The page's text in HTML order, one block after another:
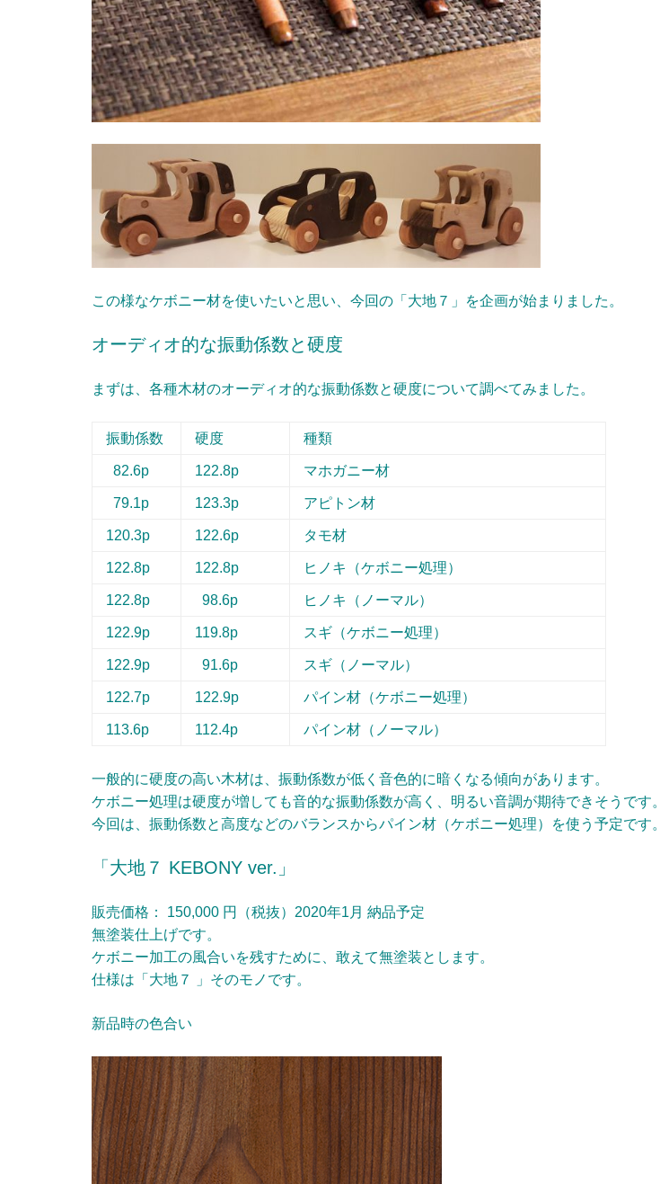
この様なケボニー材を使いたいと思い、今回の「大地７」を企画が始まりました。
オーディオ的な振動係数と硬度
まずは、各種木材のオーディオ的な振動係数と硬度について調べてみました。
振動係数 硬度 種類
82.6p 122.8p マホガニー材
79.1p 123.3p アピトン材
120.3p 122.6p タモ材
122.8p 122.8p ヒノキ（ケボニー処理）
122.8p 98.6p ヒノキ（ノーマル）
122.9p 119.8p スギ（ケボニー処理）
122.9p 91.6p スギ（ノーマル）
122.7p 122.9p パイン材（ケボニー処理）
113.6p 112.4p パイン材（ノーマル）
一般的に硬度の高い木材は、振動係数が低く音色的に暗くなる傾向があります。
ケボニー処理は硬度が増しても音的な振動係数が高く、明るい音調が期待できそうです。
今回は、振動係数と高度などのバランスからパイン材（ケボニー処理）を使う予定です。
「大地７ KEBONY ver.」
販売価格： 150,000 円（税抜）2020年1月 納品予定
無塗装仕上げです。
ケボニー加工の風合いを残すために、 敢えて無塗装とします。
仕様は「大地７ 」そのモノです。
新品時の色合い